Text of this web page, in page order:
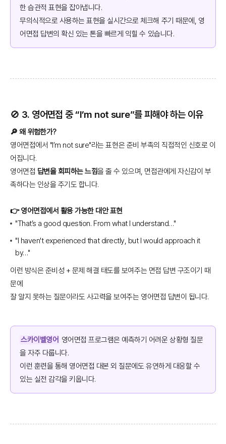
한 습관적 표현을 잡아냅니다.
무의식적으로 사용하는 표현을 실시간으로 체크해 주기 때문에, 영
어면접 답변의 확신 있는 톤을 빠르게 익힐 수 있습니다.
🚫 3. 영어면접 중 “I’m not sure”를 피해야 하는 이유
🔎 왜 위험한가?
영어면접에서 "I’m not sure"라는 표현은 준비 부족의 직접적인 신호로 이
어집니다.
영어면접 답변을 회피하는 느낌을 줄 수 있으며, 면접관에게 자신감이 부
족하다는 인상을 주기도 합니다.
👉 영어면접에서 활용 가능한 대안 표현
"That’s a good question. From what I understand…"
"I haven't experienced that directly, but I would approach it
by…"
이런 방식은 준비성 + 문제 해결 태도를 보여주는 면접 답변 구조이기 때
문에
잘 알지 못하는 질문이라도 사고력을 보여주는 영어면접 답변이 됩니다.
스카이벨영어 영어면접 프로그램은 예측하기 어려운 상황형 질문
을 자주 다룹니다.
이런 훈련을 통해 영어면접 대본 외 질문에도 유연하게 대응할 수
있는 실전 감각을 키웁니다.